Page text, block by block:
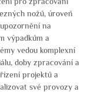
nožů, úroveň
na
výpadkům a
vedou komplexní
doby zpracování a
projektů a
své provozy a